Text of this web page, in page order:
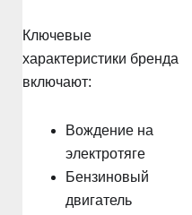
Ключевые
характеристики бренда
включают:
Вождение на
электротяге
Бензиновый
двигатель